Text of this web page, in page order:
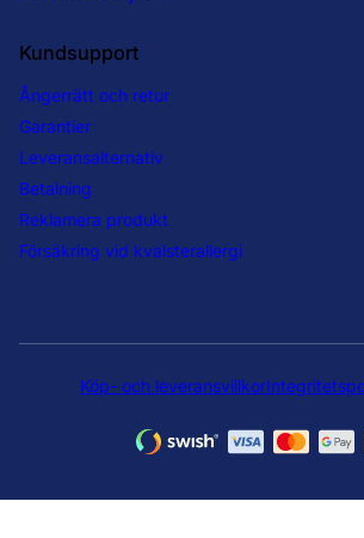
Kundsupport
Ångerrätt och retur
Garantier
Leveransalternativ
Betalning
Reklamera produkt
Försäkring vid kvalsterallergi
Köp- och leveransvillkor